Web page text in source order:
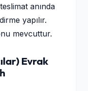
anında
yapılır.
mevcuttur.
Evrak